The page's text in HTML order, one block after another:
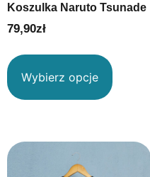
Koszulka Naruto Tsunade
79,90zł
Wybierz opcje